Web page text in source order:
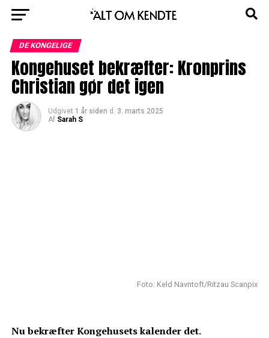
DE KONGELIGE
Kongehuset bekræfter: Kronprins
Christian gør det igen
Udgivet 1 år siden d. 3. marts 2025
Af Sarah S
Foto: Keld Navntoft/Ritzau Scanpix
Nu bekræfter Kongehusets kalender det.